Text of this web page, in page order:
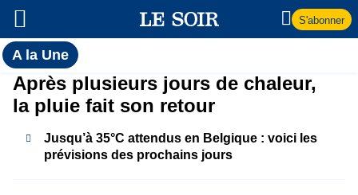
S'abonner
A la UneToutes
l'actualité
du Soir
A
la
Une
Après plusieurs jours de chaleur,
la pluie fait son retour
Jusqu’à 35°C attendus en Belgique : voici les
prévisions des prochains jours